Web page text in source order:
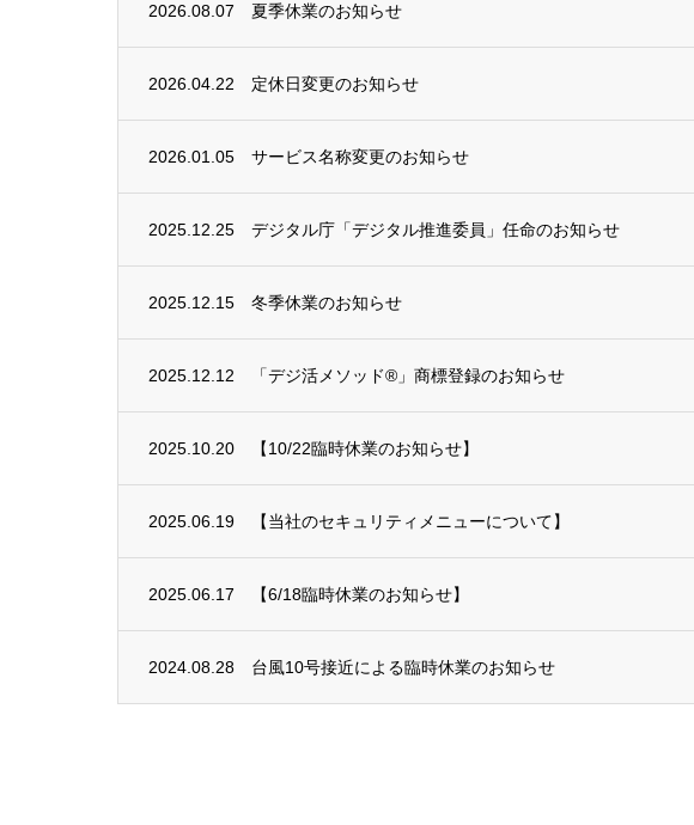
2026.08.07 夏季休業のお知らせ
2026.04.22 定休日変更のお知らせ
2026.01.05 サービス名称変更のお知らせ
2025.12.25 デジタル庁「デジタル推進委員」任命のお知らせ
2025.12.15 冬季休業のお知らせ
2025.12.12 「デジ活メソッド®」商標登録のお知らせ
2025.10.20 【10/22臨時休業のお知らせ】
2025.06.19 【当社のセキュリティメニューについて】
2025.06.17 【6/18臨時休業のお知らせ】
2024.08.28 台風10号接近による臨時休業のお知らせ